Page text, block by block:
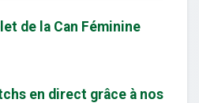
de la Can Féminine
en direct grâce à nos